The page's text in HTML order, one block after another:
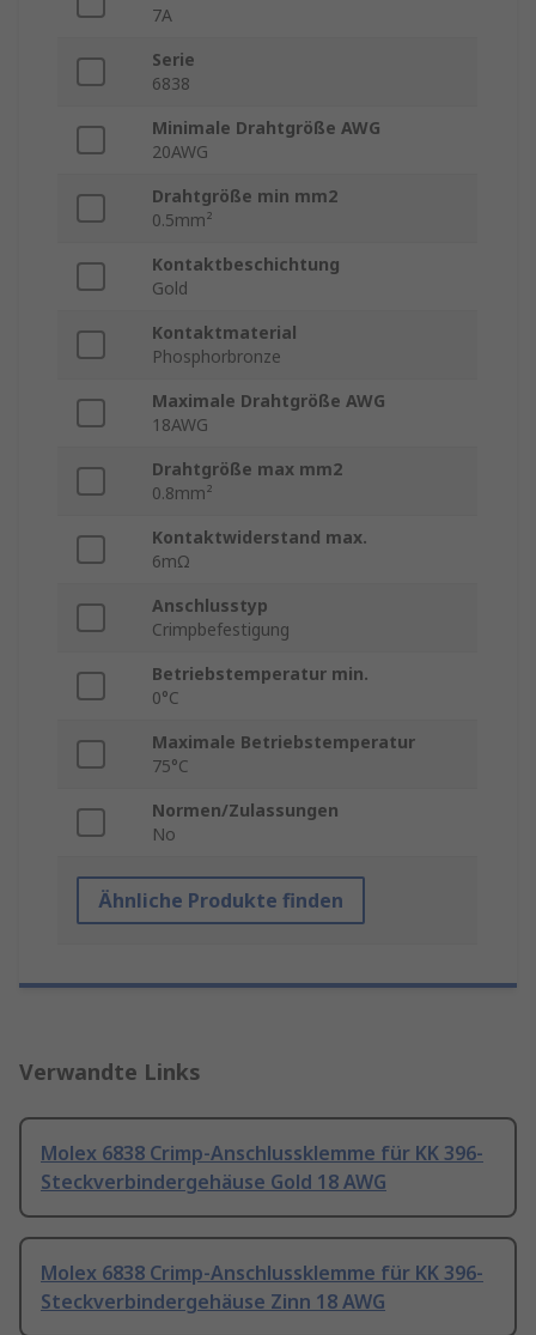
7A
Serie
6838
Minimale Drahtgröße AWG
20AWG
Drahtgröße min mm2
0.5mm²
Kontaktbeschichtung
Gold
Kontaktmaterial
Phosphorbronze
Maximale Drahtgröße AWG
18AWG
Drahtgröße max mm2
0.8mm²
Kontaktwiderstand max.
6mΩ
Anschlusstyp
Crimpbefestigung
Betriebstemperatur min.
0°C
Maximale Betriebstemperatur
75°C
Normen/Zulassungen
No
Ähnliche Produkte finden
Verwandte Links
Molex 6838 Crimp-Anschlussklemme für KK 396-
Steckverbindergehäuse Gold 18 AWG
Molex 6838 Crimp-Anschlussklemme für KK 396-
Steckverbindergehäuse Zinn 18 AWG